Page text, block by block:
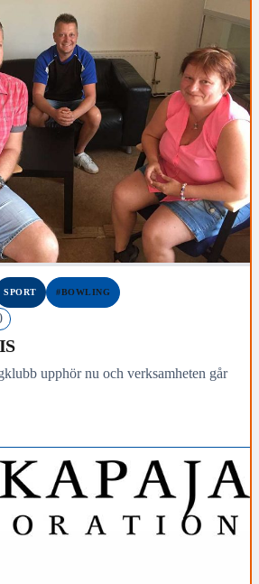
SPORT #BOWLING
upphör nu och verksamheten går